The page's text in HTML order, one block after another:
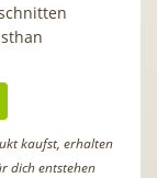
kaufst, erhalten
dich entstehen